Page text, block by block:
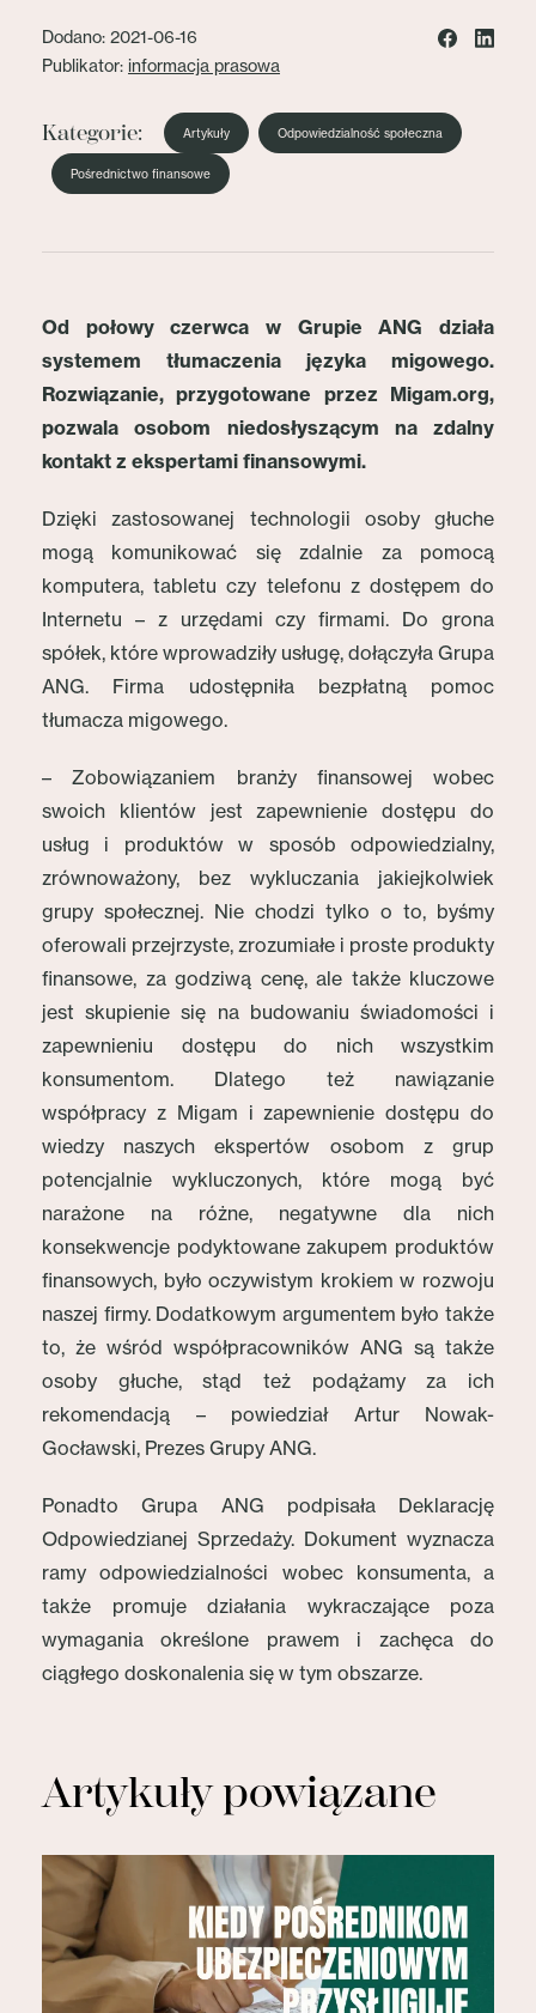
Dodano: 2021-06-16
Publikator: informacja prasowa
Kategorie: Artykuły Odpowiedzialność społeczna
Pośrednictwo finansowe
Od połowy czerwca w Grupie ANG działa
systemem tłumaczenia języka migowego.
Rozwiązanie, przygotowane przez Migam.org,
pozwala osobom niedosłyszącym na zdalny
kontakt z ekspertami finansowymi.
Dzięki zastosowanej technologii osoby głuche
mogą komunikować się zdalnie za pomocą
komputera, tabletu czy telefonu z dostępem do
Internetu – z urzędami czy firmami. Do grona
spółek, które wprowadziły usługę, dołączyła Grupa
ANG. Firma udostępniła bezpłatną pomoc
tłumacza migowego.
– Zobowiązaniem branży finansowej wobec
swoich klientów jest zapewnienie dostępu do
usług i produktów w sposób odpowiedzialny,
zrównoważony, bez wykluczania jakiejkolwiek
grupy społecznej. Nie chodzi tylko o to, byśmy
oferowali przejrzyste, zrozumiałe i proste produkty
finansowe, za godziwą cenę, ale także kluczowe
jest skupienie się na budowaniu świadomości i
zapewnieniu dostępu do nich wszystkim
konsumentom. Dlatego też nawiązanie
współpracy z Migam i zapewnienie dostępu do
wiedzy naszych ekspertów osobom z grup
potencjalnie wykluczonych, które mogą być
narażone na różne, negatywne dla nich
konsekwencje podyktowane zakupem produktów
finansowych, było oczywistym krokiem w rozwoju
naszej firmy. Dodatkowym argumentem było także
to, że wśród współpracowników ANG są także
osoby głuche, stąd też podążamy za ich
rekomendacją – powiedział Artur Nowak-
Gocławski, Prezes Grupy ANG.
Ponadto Grupa ANG podpisała Deklarację
Odpowiedzianej Sprzedaży. Dokument wyznacza
ramy odpowiedzialności wobec konsumenta, a
także promuje działania wykraczające poza
wymagania określone prawem i zachęca do
ciągłego doskonalenia się w tym obszarze.
Artykuły powiązane